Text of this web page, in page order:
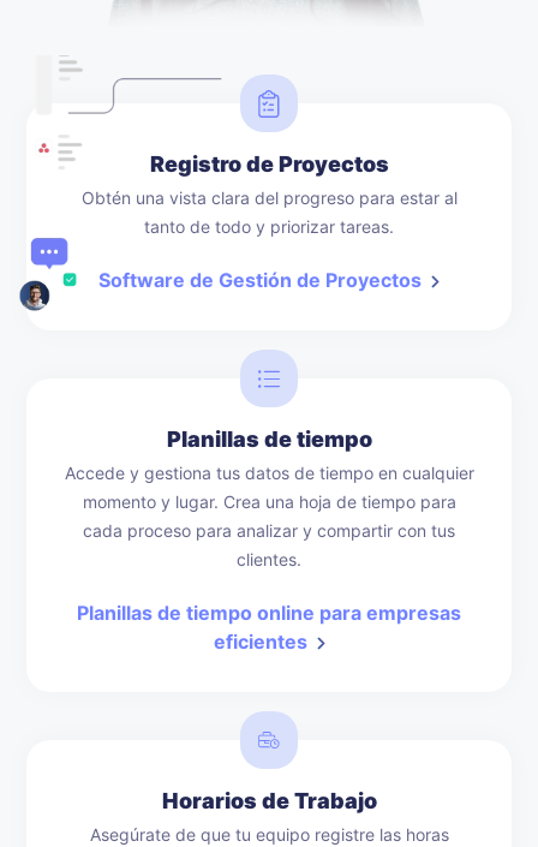
Registro de Proyectos
Obtén una vista clara del progreso para estar al
tanto de todo y priorizar tareas.
Software de Gestión de Proyectos
Planillas de tiempo
Accede y gestiona tus datos de tiempo en cualquier
momento y lugar. Crea una hoja de tiempo para
cada proceso para analizar y compartir con tus
clientes.
Planillas de tiempo online para empresas
eficientes
Horarios de Trabajo
Asegúrate de que tu equipo registre las horas